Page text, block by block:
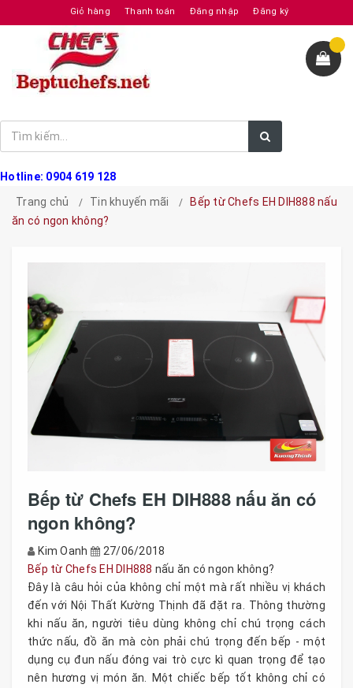
Giỏ hàng Thanh toán Đăng nhập Đăng ký
Hotline: 0904 619 128
Trang chủ
Tin khuyến mãi
Bếp từ Chefs EH DIH888 nấu
ăn có ngon không?
Bếp từ Chefs EH DIH888 nấu ăn có
ngon không?
Kim Oanh
27/06/2018
Bếp từ Chefs EH DIH888 nấu ăn có ngon không?
Đây là câu hỏi của không chỉ một mà rất nhiều vị khách
đến với Nội Thất Kường Thịnh đã đặt ra. Thông thường
khi nấu ăn, người tiêu dùng không chỉ chú trọng cách
thức nấu, đồ ăn mà còn phải chú trọng đến bếp - một
dụng cụ đun nấu đóng vai trò cực kì quan trọng để tạo
nên hương vị món ăn. Một chiếc bếp tốt không chỉ có